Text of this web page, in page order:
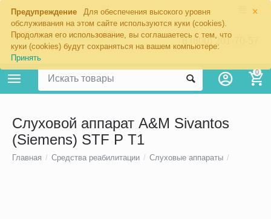
×
Предупреждение
Для обеспечения высокого уровня
обслуживания на этом сайте используются куки (cookies).
Продолжая его использование, вы соглашаетесь с тем, что
куки (cookies) будут сохраняться на вашем компьютере:
Принять
8 (800) 201-70-57
0
Слуховой аппарат A&M Sivantos
(Siemens) STF P T1
Главная / Средства реабилитации / Слуховые аппараты /